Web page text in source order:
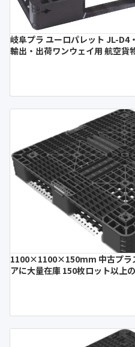
岐阜プラ ユーロパレット JL-
輸出・出荷ワンウェイ用 航空貨
1100×1100×150mm 中古プラ
アに大量在庫 150枚ロット以上